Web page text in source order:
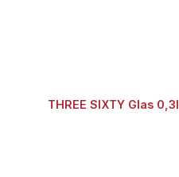
THREE SIXTY Glas 0,3l